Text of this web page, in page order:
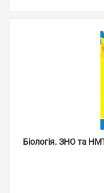
Біологія. ЗНО та